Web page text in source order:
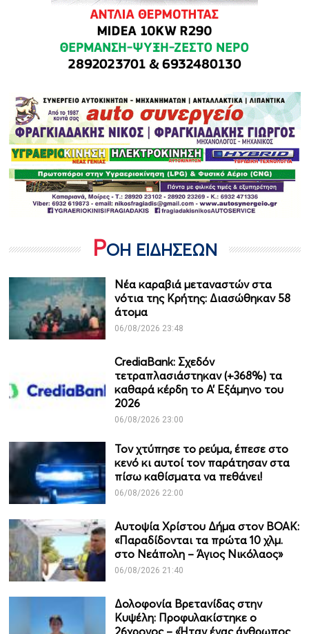
ΡΟΗ ΕΙΔΗΣΕΩΝ
Νέα καραβιά μεταναστών στα
νότια της Κρήτης: Διασώθηκαν 58
άτομα
06/08/2026 23:48
CrediaBank: Σχεδόν
τετραπλασιάστηκαν (+368%) τα
καθαρά κέρδη το Α’ Εξάμηνο του
2026
06/08/2026 23:00
Τον χτύπησε το ρεύμα, έπεσε στο
κενό κι αυτοί τον παράτησαν στα
πίσω καθίσματα να πεθάνει!
06/08/2026 22:00
Αυτοψία Χρίστου Δήμα στον ΒΟΑΚ:
«Παραδίδονται τα πρώτα 10 χλμ.
στο Νεάπολη – Άγιος Νικόλαος»
06/08/2026 21:40
Δολοφονία Βρετανίδας στην
Κυψέλη: Προφυλακίστηκε ο